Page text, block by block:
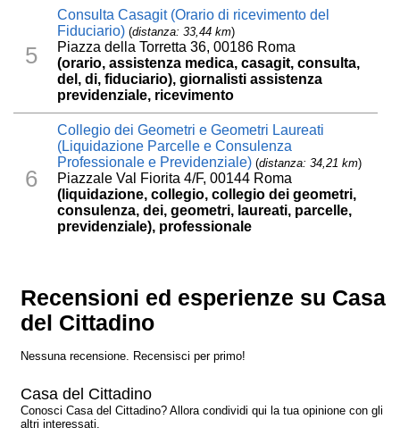
5
Consulta Casagit (Orario di ricevimento del
Fiduciario) (distanza: 33,44 km)
Piazza della Torretta 36, 00186 Roma
(orario, assistenza medica, casagit, consulta,
del, di, fiduciario), giornalisti assistenza
previdenziale, ricevimento
6
Collegio dei Geometri e Geometri Laureati
(Liquidazione Parcelle e Consulenza
Professionale e Previdenziale) (distanza: 34,21 km)
Piazzale Val Fiorita 4/F, 00144 Roma
(liquidazione, collegio, collegio dei geometri,
consulenza, dei, geometri, laureati, parcelle,
previdenziale), professionale
Recensioni ed esperienze su Casa
del Cittadino
Nessuna recensione. Recensisci per primo!
Casa del Cittadino
Conosci Casa del Cittadino? Allora condividi qui la tua opinione con gli
altri interessati.